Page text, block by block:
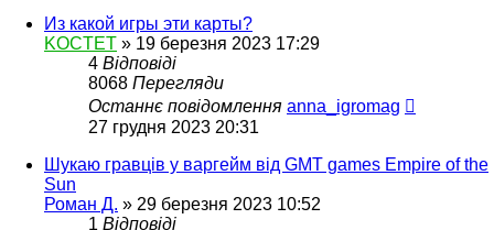
Из какой игры эти карты?
KOCTET » 19 березня 2023 17:29
4 Відповіді
8068 Перегляди
Останнє повідомлення anna_igromag
27 грудня 2023 20:31
Шукаю гравців у варгейм від GMT games Empire of the
Sun
Роман Д. » 29 березня 2023 10:52
1 Відповіді